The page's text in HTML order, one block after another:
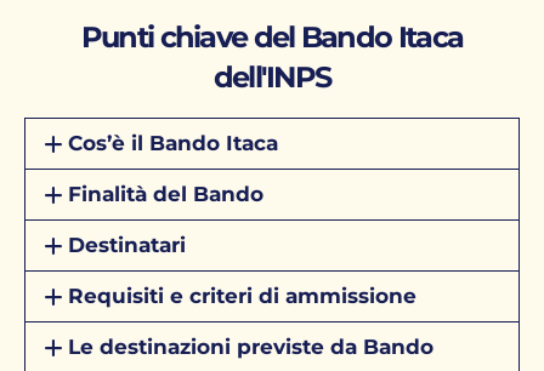
Punti chiave del Bando Itaca
dell'INPS
Cos’è il Bando Itaca
Finalità del Bando
Destinatari
Requisiti e criteri di ammissione
Le destinazioni previste da Bando